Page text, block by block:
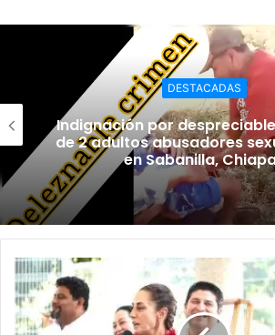
DESTACADAS
Indignación por
de 2 adultos abusadores
en Sabanilla,